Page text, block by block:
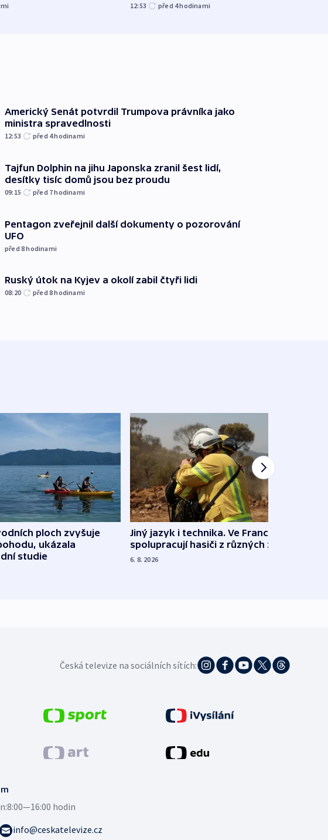
12:53 před 4hodinami
Americký Senát potvrdil Trumpova právníka jako
ministra spravedlnosti
12:53 před 4hodinami
Tajfun Dolphin na jihu Japonska zranil šest lidí,
desítky tisíc domů jsou bez proudu
09:15 před 7hodinami
Pentagon zveřejnil další dokumenty o pozorování
UFO
před 8hodinami
Ruský útok na Kyjev a okolí zabil čtyři lidi
08:20 před 8hodinami
ploch zvyšuje
ukázala
studie
Jiný jazyk i technika. Ve Francii
spolupracují hasiči z různých zemí
6. 8. 2026
Česká televize na sociálních sítích:
8:00—16:00 hodin
info@ceskatelevize.cz